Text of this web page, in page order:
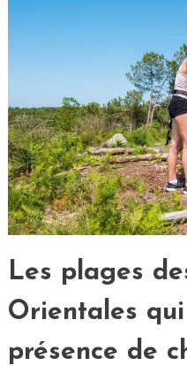
Les plages
Orientales
présence de